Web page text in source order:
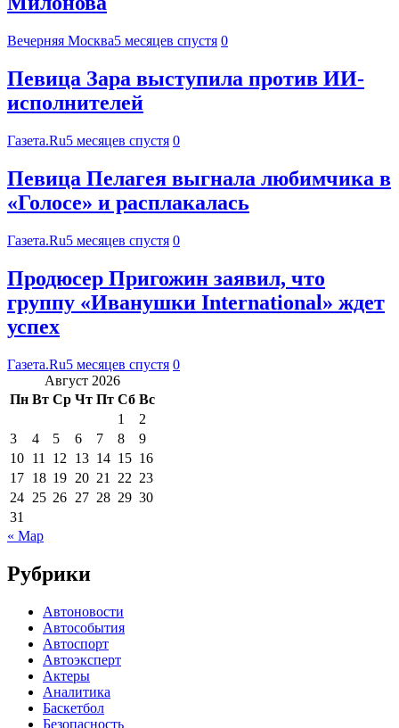
Вечерняя Москва5 месяцев спустя 0
Певица Зара выступила против ИИ-
исполнителей
Газета.Ru5 месяцев спустя 0
Певица Пелагея выгнала любимчика в
«Голосе» и расплакалась
Газета.Ru5 месяцев спустя 0
Продюсер Пригожин заявил, что
группу «Иванушки International» ждет
успех
Газета.Ru5 месяцев спустя 0
Август 2026
Пн Вт Ср Чт Пт Сб Вс
1
2
3
4 5 6 7 8
9
10 11 12 13 14 15 16
17 18 19 20 21 22 23
24 25 26 27 28 29 30
31
« Мар
Рубрики
Автоновости
Автособытия
Автоспорт
Автоэксперт
Актеры
Аналитика
Баскетбол
Безопасность